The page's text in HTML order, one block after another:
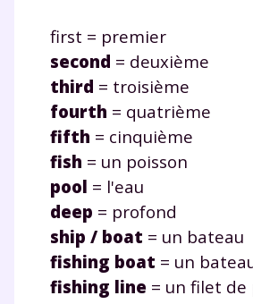
first = premier
second = deuxième
third = troisième
fourth = quatrième
fifth = cinquième
fish = un poisson
pool = l'eau
deep = profond
ship / boat = un bateau
fishing boat = un
fishing line = un filet de